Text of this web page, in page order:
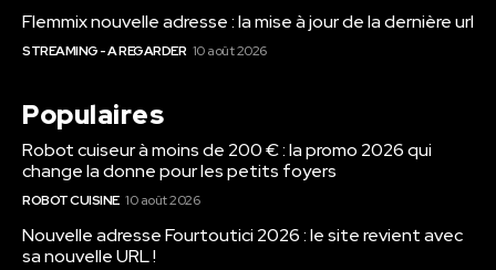
Flemmix nouvelle adresse : la mise à jour de la dernière url
STREAMING - A REGARDER 10 août 2026
Populaires
Robot cuiseur à moins de 200 € : la promo 2026 qui
change la donne pour les petits foyers
ROBOT CUISINE 10 août 2026
Nouvelle adresse Fourtoutici 2026 : le site revient avec
sa nouvelle URL !